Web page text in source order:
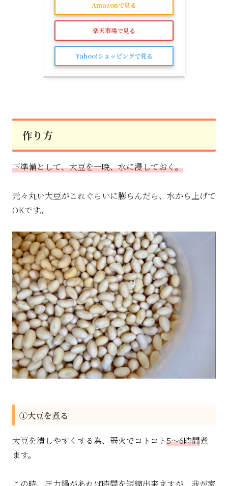
Amazonで見る
楽天市場で見る
Yahoo!ショッピングで見る
作り方
下準備として、大豆を一晩、水に浸しておく。
元々丸い大豆がこれぐらいに膨らんだら、水から上げて
OKです。
①大豆を煮る
大豆を潰しやすくする為、弱火でコトコト5〜6時間煮
ます。